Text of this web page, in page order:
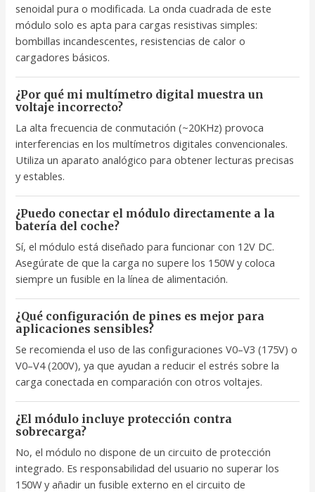
senoidal pura o modificada. La onda cuadrada de este
módulo solo es apta para cargas resistivas simples:
bombillas incandescentes, resistencias de calor o
cargadores básicos.
¿Por qué mi multímetro digital muestra un
voltaje incorrecto?
La alta frecuencia de conmutación (~20KHz) provoca
interferencias en los multímetros digitales convencionales.
Utiliza un aparato analógico para obtener lecturas precisas
y estables.
¿Puedo conectar el módulo directamente a la
batería del coche?
Sí, el módulo está diseñado para funcionar con 12V DC.
Asegúrate de que la carga no supere los 150W y coloca
siempre un fusible en la línea de alimentación.
¿Qué configuración de pines es mejor para
aplicaciones sensibles?
Se recomienda el uso de las configuraciones V0–V3 (175V) o
V0–V4 (200V), ya que ayudan a reducir el estrés sobre la
carga conectada en comparación con otros voltajes.
¿El módulo incluye protección contra
sobrecarga?
No, el módulo no dispone de un circuito de protección
integrado. Es responsabilidad del usuario no superar los
150W y añadir un fusible externo en el circuito de